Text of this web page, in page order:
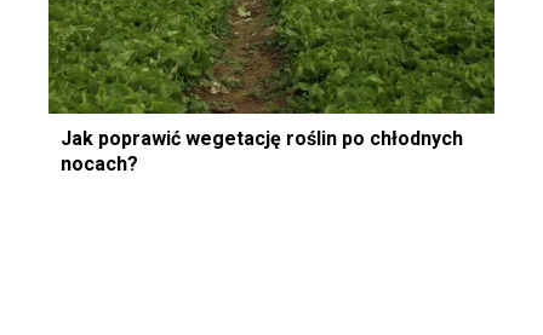
Jak poprawić wegetację roślin po chłodnych
nocach?